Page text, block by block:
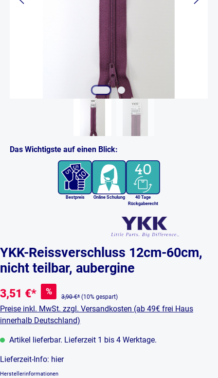
Das Wichtigste auf einen Blick:
Bestpreis Online Schulung
40 Tage
Rückgaberecht
YKK-Reissverschluss 12cm-60cm,
nicht teilbar, aubergine
3,51 €* %
3,90 €* (10% gespart)
Preise inkl. MwSt. zzgl. Versandkosten (ab 49€ frei Haus
innerhalb Deutschland)
Artikel lieferbar. Lieferzeit 1 bis 4 Werktage.
Lieferzeit-Info: hier
Herstellerinformationen